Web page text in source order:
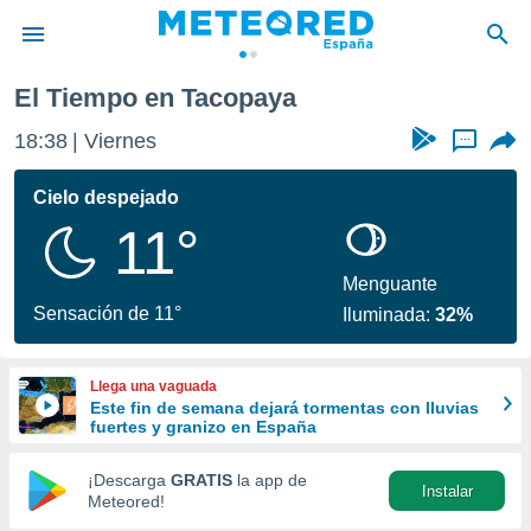
de
por
se
calidad.
a este
las
y
forma
digital
basada
El Tiempo en Tacopaya
18:38 Viernes ...
Cielo despejado
11°
Sensación de 11°
Menguante
Iluminada:32%
Llega una vaguada
Este fin de semana dejará tormentas con lluvias
fuertes y granizo en España
¡Descarga GRATIS la app de
Meteored!
Instalar